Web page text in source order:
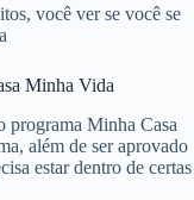
você ver se você se
Minha Vida
programa Minha Casa
além de ser aprovado
estar dentro de certas